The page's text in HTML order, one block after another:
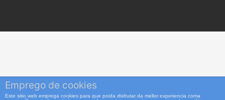
Emprego de cookies
Este sitio web emprega cookies para que poida disfrutar da mellor experiencia coma